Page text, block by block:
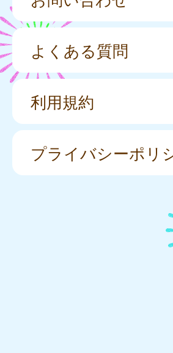
よくある質問
利用規約
プライバシーポリ